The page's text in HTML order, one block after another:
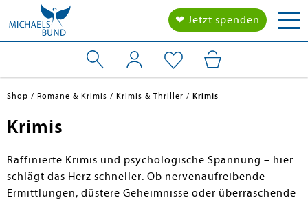
❤ Jetzt spenden
Shop Romane & Krimis Krimis & Thriller Krimis
Krimis
Raffinierte Krimis und psychologische Spannung – hier
schlägt das Herz schneller. Ob nervenaufreibende
Ermittlungen, düstere Geheimnisse oder überraschende